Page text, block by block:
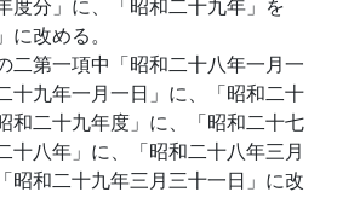
に改める。
二第一項中「昭和二十八年一月一
十九年一月一日」に、「昭和二十
和二十九年度」に、「昭和二十七
十八年」に、「昭和二十八年三月
昭和二十九年三月三十一日」に改